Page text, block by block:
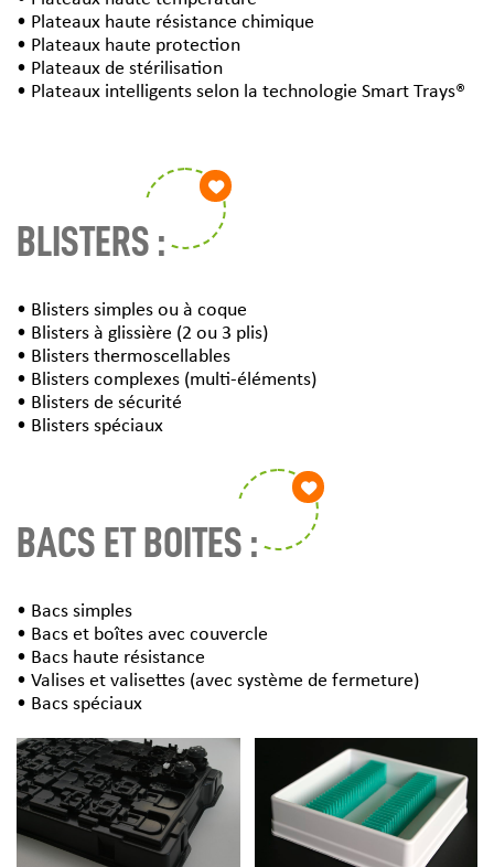
• Plateaux haute résistance chimique
• Plateaux haute protection
• Plateaux de stérilisation
• Plateaux intelligents selon la technologie Smart Trays®
BLISTERS :
• Blisters simples ou à coque
• Blisters à glissière (2 ou 3 plis)
• Blisters thermoscellables
• Blisters complexes (multi-éléments)
• Blisters de sécurité
• Blisters spéciaux
BACS ET BOITES :
• Bacs simples
• Bacs et boîtes avec couvercle
• Bacs haute résistance
• Valises et valisettes (avec système de fermeture)
• Bacs spéciaux